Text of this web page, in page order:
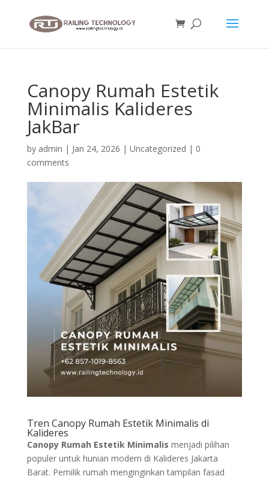
Canopy Rumah Estetik
Minimalis Kalideres
JakBar
by admin | Jan 24, 2026 | Uncategorized | 0
comments
Tren Canopy Rumah Estetik Minimalis di
Kalideres
Canopy Rumah Estetik Minimalis menjadi pilihan
populer untuk hunian modern di Kalideres Jakarta
Barat. Pemilik rumah menginginkan tampilan fasad